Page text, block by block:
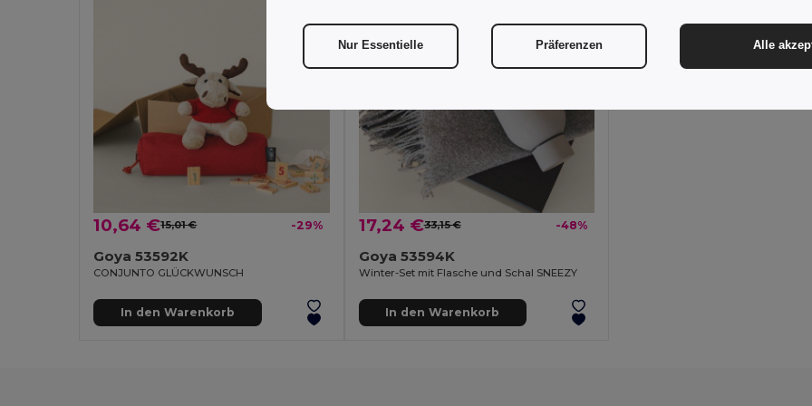
10,64 €15,01 € -29%
Goya 53592K
CONJUNTO GLÜCKWUNSCH
In den Warenkorb
17,24 €33,15 € -48%
Goya 53594K
Winter-Set mit Flasche und Schal SNEEZY
In den Warenkorb
Nur Essentielle Präferenzen Alle